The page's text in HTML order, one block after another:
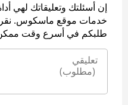
إن أسئلتك وتعليقاتك لهي
خدمات موقع ماسكوس. نقرأ
طلبكم في أسرع وقت